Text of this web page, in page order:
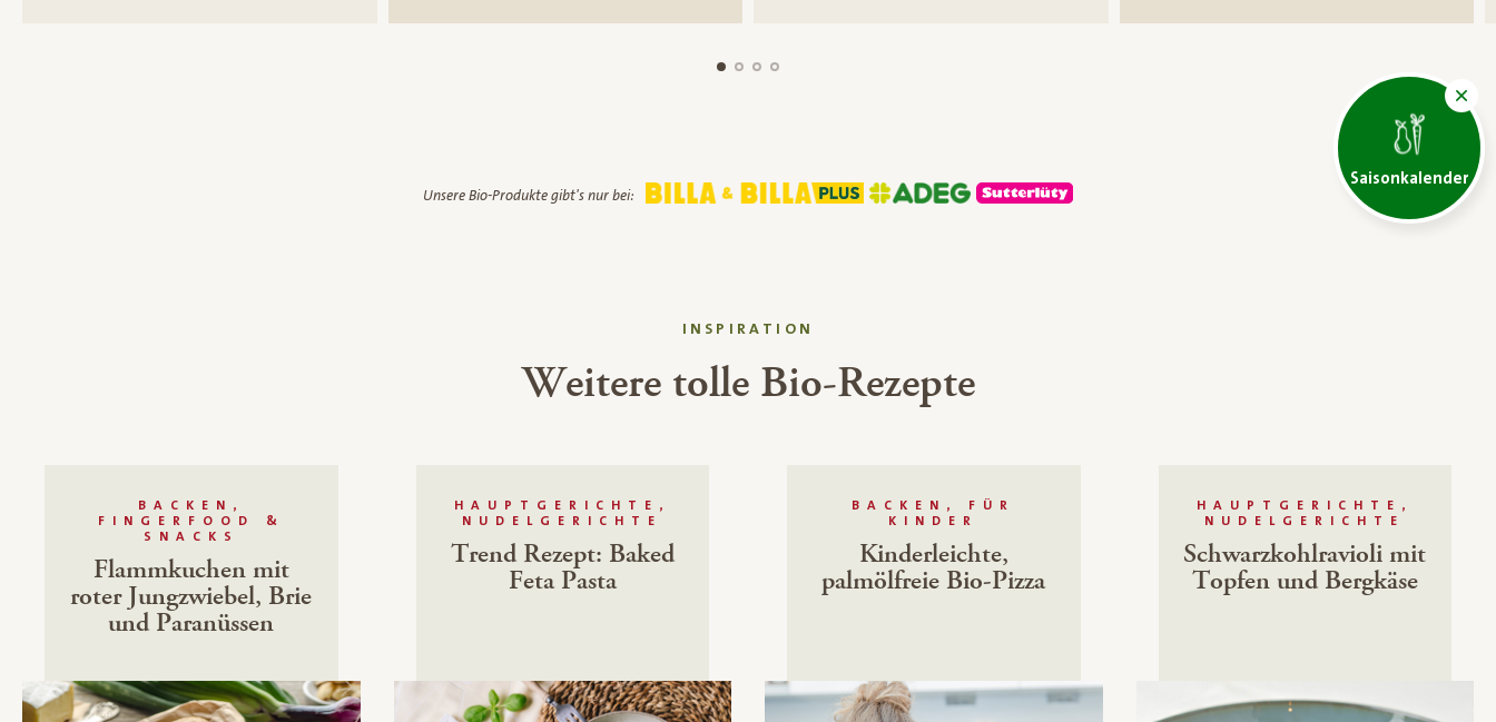
Saisonkalender
Unsere Bio-Produkte gibt's nur bei:
INSPIRATION
Weitere tolle Bio-Rezepte
BACKEN,
FINGERFOOD &
SNACKS
Flammkuchen mit
roter Jungzwiebel, Brie
und Paranüssen
HAUPTGERICHTE,
NUDELGERICHTE
Trend Rezept: Baked
Feta Pasta
BACKEN, FÜR
KINDER
Kinderleichte,
palmölfreie Bio-Pizza
HAUPTGERICHTE,
NUDELGERICHTE
Schwarzkohlravioli mit
Topfen und Bergkäse